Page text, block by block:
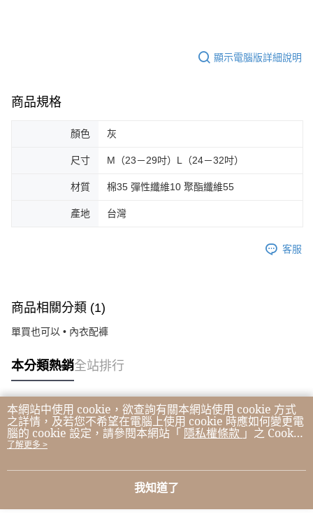
顯示電腦版詳細說明
商品規格
顏色 灰
尺寸 M（23－29吋）L（24－32吋）
材質 棉35 彈性纖維10 聚酯纖維55
產地 台灣
客服
商品相關分類 (1)
單買也可以 • 內衣配褲
本分類熱銷全站排行
熱門標籤
本網站中使用 cookie，欲查詢有關本網站使用 cookie 方式
之詳情，及若您不希望在電腦上使用 cookie 時應如何變更電
腦的 cookie 設定，請參閱本網站「 隱私權條款 」之 Cookie
聲明。您繼續使用本網站即表示您同意本公司得按本網站使
了解更多 >
我知道了